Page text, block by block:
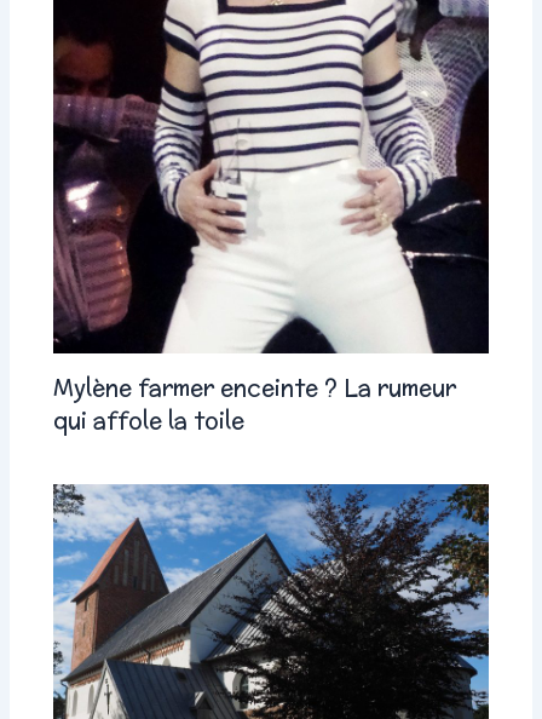
Mylène farmer enceinte ? La rumeur
qui affole la toile